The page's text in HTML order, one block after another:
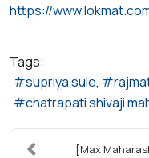
Tags:
supriya sule
chatrapati shivaji
[Max